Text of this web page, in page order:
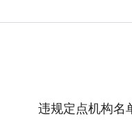
违规定点机构名